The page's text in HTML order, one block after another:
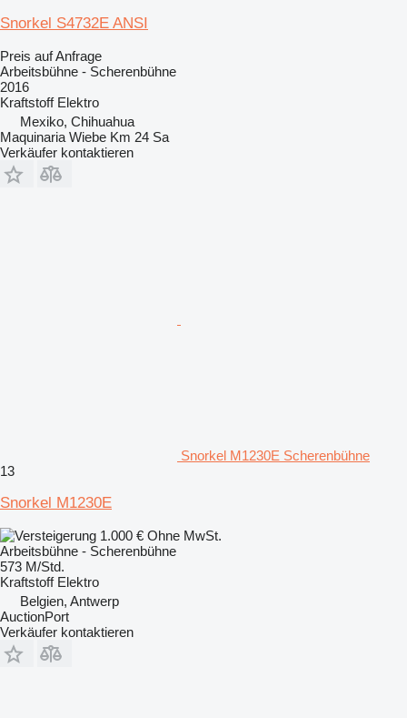
Snorkel S4732E ANSI
Preis auf Anfrage
Arbeitsbühne - Scherenbühne
2016
Kraftstoff Elektro
Mexiko, Chihuahua
Maquinaria Wiebe Km 24 Sa
Verkäufer kontaktieren
Snorkel M1230E Scherenbühne
13
Snorkel M1230E
1.000 € Ohne MwSt.
Arbeitsbühne - Scherenbühne
573 M/Std.
Kraftstoff Elektro
Belgien, Antwerp
AuctionPort
Verkäufer kontaktieren